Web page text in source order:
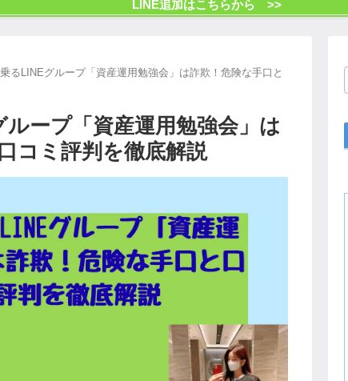
LINE追加はこちらから >>
るLINEグループ「資産運用勉強会」は詐欺！危険な手口と
ープ「資産運用勉強会」は
コミ評判を徹底解説